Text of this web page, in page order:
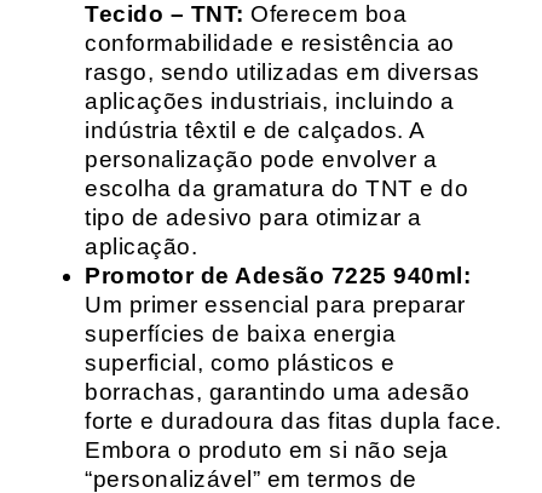
Tecido – TNT: Oferecem boa
conformabilidade e resistência ao
rasgo, sendo utilizadas em diversas
aplicações industriais, incluindo a
indústria têxtil e de calçados. A
personalização pode envolver a
escolha da gramatura do TNT e do
tipo de adesivo para otimizar a
aplicação.
Promotor de Adesão 7225 940ml:
Um primer essencial para preparar
superfícies de baixa energia
superficial, como plásticos e
borrachas, garantindo uma adesão
forte e duradoura das fitas dupla face.
Embora o produto em si não seja
“personalizável” em termos de